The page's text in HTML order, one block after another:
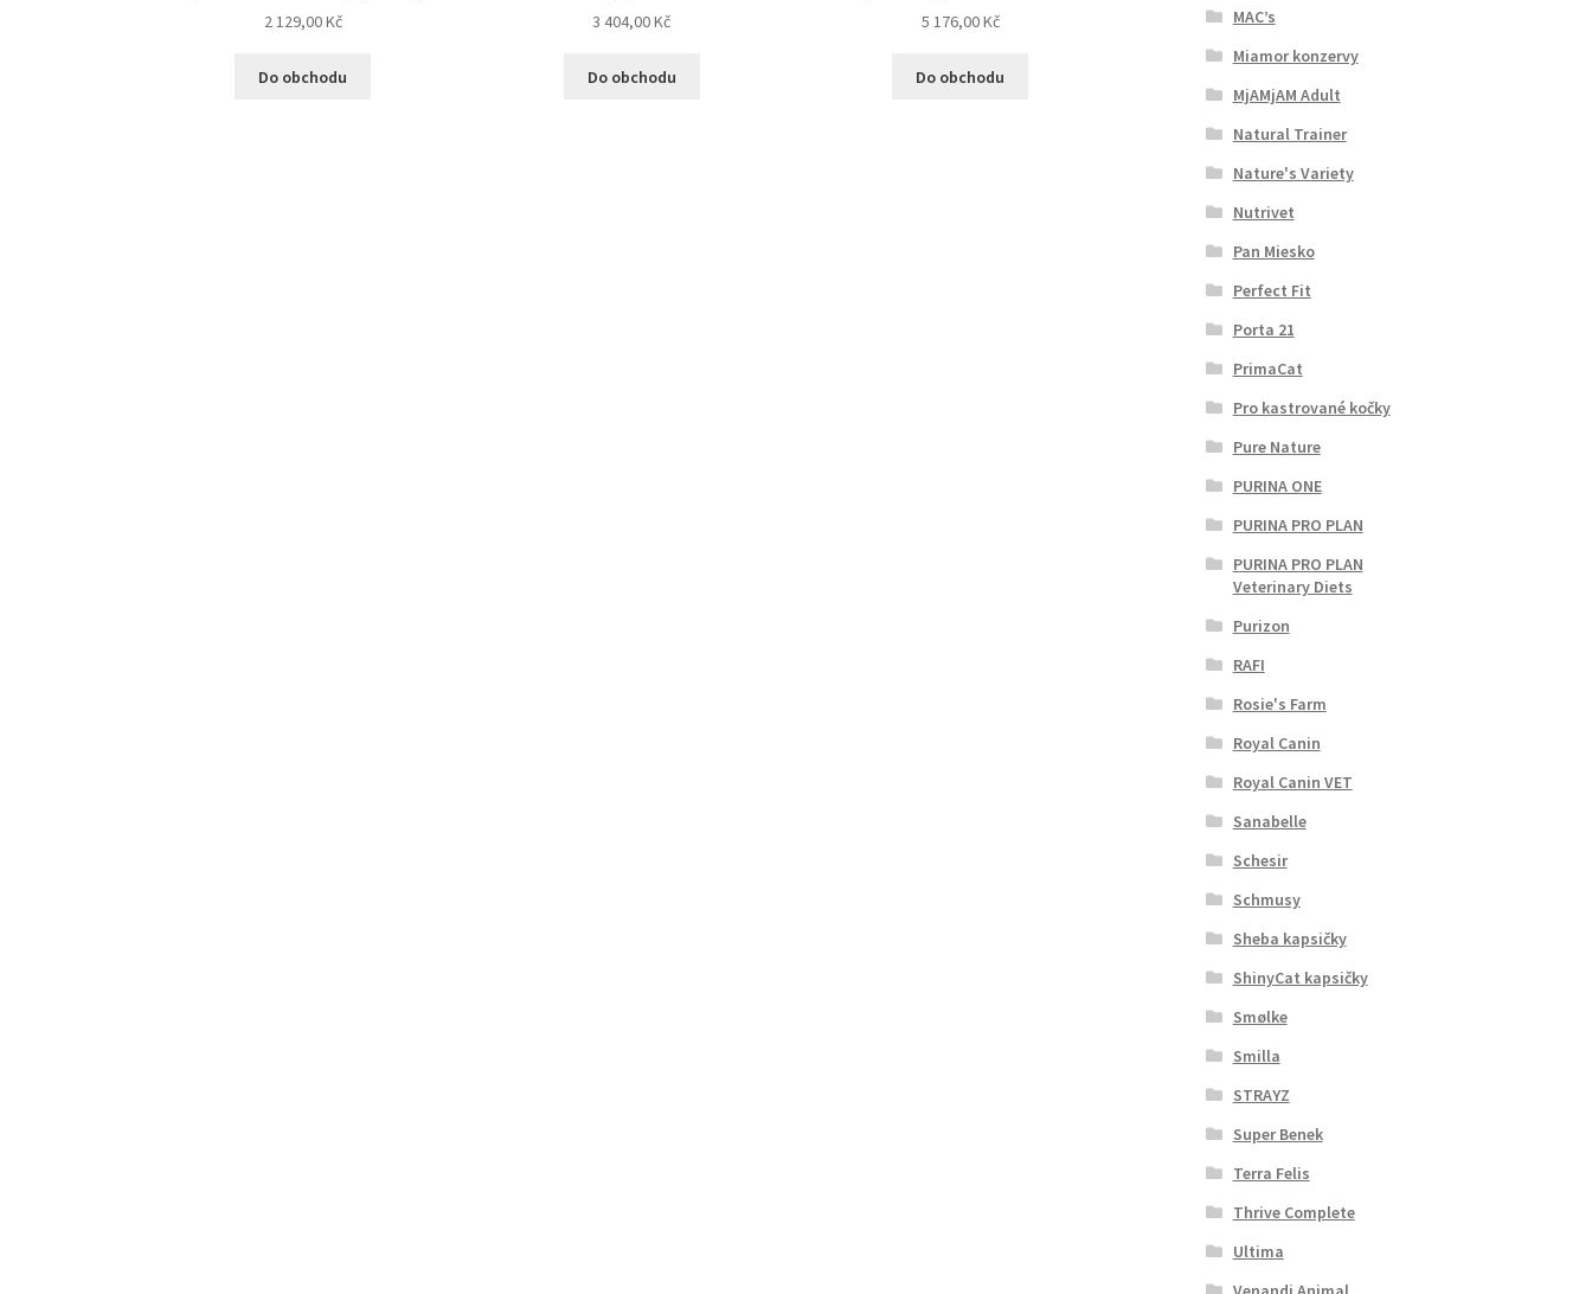
2 129,00Kč
Do obchodu
3 404,00Kč
Do obchodu
5 176,00Kč
Do obchodu
MAC’s
Miamor konzervy
MjAMjAM Adult
Natural Trainer
Nature's Variety
Nutrivet
Pan Miesko
Perfect Fit
Porta 21
PrimaCat
Pro kastrované kočky
Pure Nature
PURINA ONE
PURINA PRO PLAN
PURINA PRO PLAN
Veterinary Diets
Purizon
RAFI
Rosie's Farm
Royal Canin
Royal Canin VET
Sanabelle
Schesir
Schmusy
Sheba kapsičky
ShinyCat kapsičky
Smølke
Smilla
STRAYZ
Super Benek
Terra Felis
Thrive Complete
Ultima